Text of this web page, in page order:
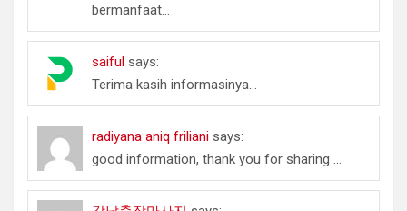
bermanfaat...
saiful says:
Terima kasih informasinya...
radiyana aniq friliani says:
good information, thank you for sharing ...